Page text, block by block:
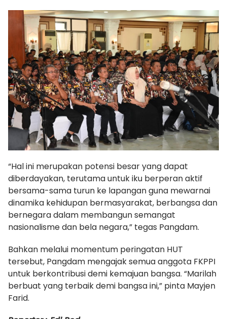
“Hal ini merupakan potensi besar yang dapat
diberdayakan, terutama untuk iku berperan aktif
bersama-sama turun ke lapangan guna mewarnai
dinamika kehidupan bermasyarakat, berbangsa dan
bernegara dalam membangun semangat
nasionalisme dan bela negara,” tegas Pangdam.
Bahkan melalui momentum peringatan HUT
tersebut, Pangdam mengajak semua anggota FKPPI
untuk berkontribusi demi kemajuan bangsa. “Marilah
berbuat yang terbaik demi bangsa ini,” pinta Mayjen
Farid.